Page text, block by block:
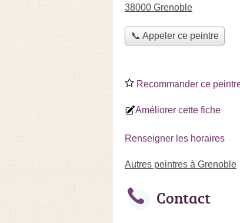
38000 Grenoble
📞 Appeler ce peintre
Recommander ce
Améliorer cette fiche
Renseigner les horaires
Autres peintres à Grenoble
Contact